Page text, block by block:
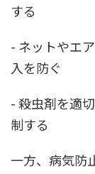
する
- ネットやエ
入を防ぐ
- 殺虫剤を適
制する
一方、病気防